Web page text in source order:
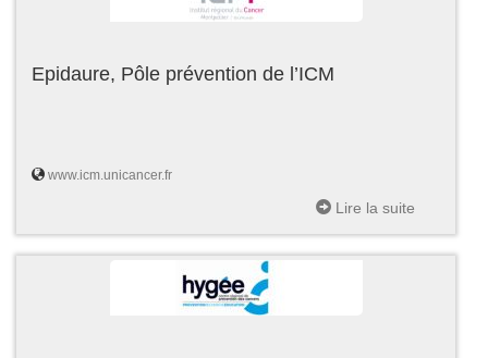
Epidaure, Pôle prévention de l’ICM
www.icm.unicancer.fr
Lire la suite